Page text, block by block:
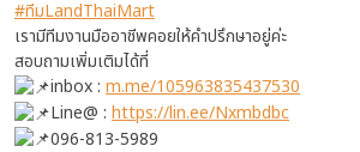
#ทีมLandThaiMart
เรามีทีมงานมืออาชีพคอยให้คำปรึกษาอยู่ค่ะ
สอบถามเพิ่มเติมได้ที่
inbox : m.me/105963835437530
Line@ : https://lin.ee/Nxmbdbc
096-813-5989